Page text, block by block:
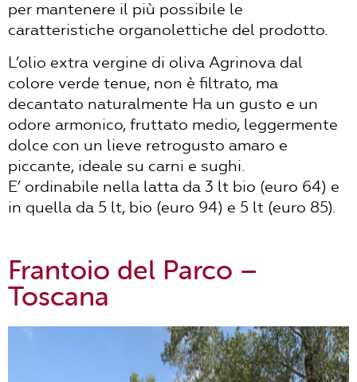
per mantenere il più possibile le
caratteristiche organolettiche del prodotto.
L’olio extra vergine di oliva Agrinova dal
colore verde tenue, non è filtrato, ma
decantato naturalmente Ha un gusto e un
odore armonico, fruttato medio, leggermente
dolce con un lieve retrogusto amaro e
piccante, ideale su carni e sughi.
E’ ordinabile nella latta da 3 lt bio (euro 64) e
in quella da 5 lt, bio (euro 94) e 5 lt (euro 85).
Frantoio del Parco –
Toscana